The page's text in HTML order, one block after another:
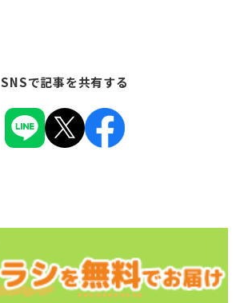
SNSで記事を共有する